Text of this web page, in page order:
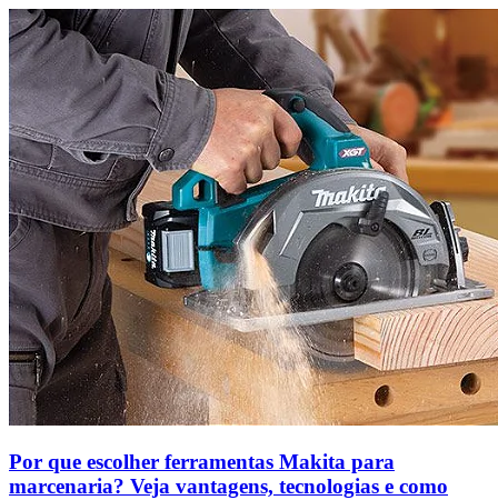
Por que escolher ferramentas Makita para
marcenaria? Veja vantagens, tecnologias e como